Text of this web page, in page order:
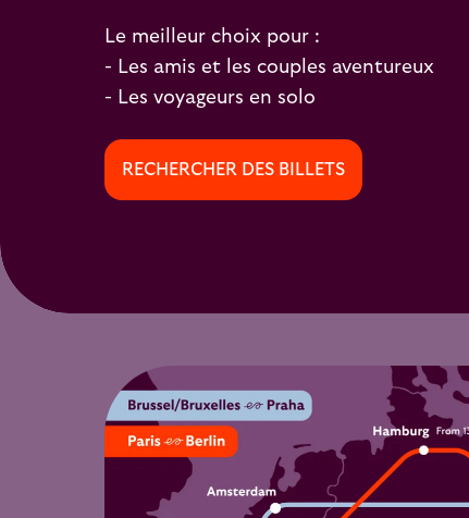
Le meilleur choix pour :
- Les amis et les couples aventureux
- Les voyageurs en solo
RECHERCHER DES BILLETS